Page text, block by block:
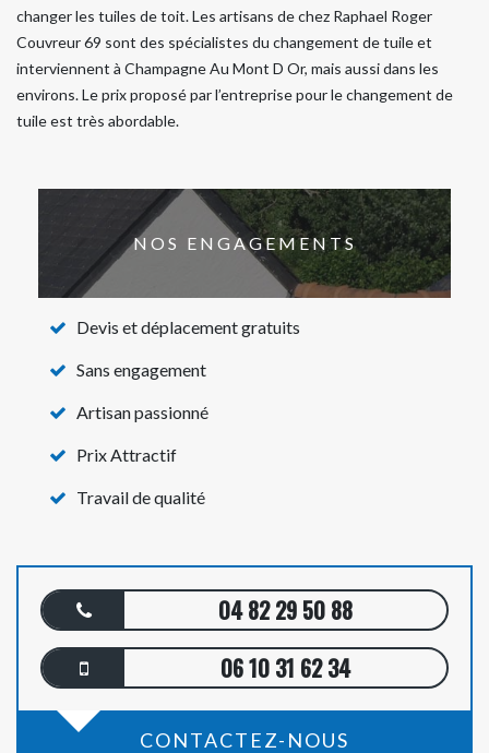
changer les tuiles de toit. Les artisans de chez Raphael Roger
Couvreur 69 sont des spécialistes du changement de tuile et
interviennent à Champagne Au Mont D Or, mais aussi dans les
environs. Le prix proposé par l’entreprise pour le changement de
tuile est très abordable.
NOS ENGAGEMENTS
Devis et déplacement gratuits
Sans engagement
Artisan passionné
Prix Attractif
Travail de qualité
04 82 29 50 88
06 10 31 62 34
CONTACTEZ-NOUS